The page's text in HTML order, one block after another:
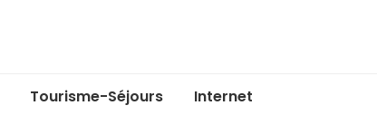
Tourisme-Séjours Internet